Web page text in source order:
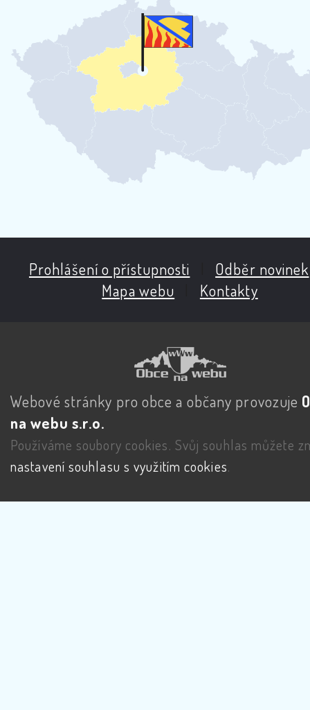
Prohlášení o přístupnosti Odběr novinek
Mapa webu
Kontakty
Webové stránky pro obce a občany provozuje
na webu s.r.o.
Používáme soubory cookies. Svůj souhlas můžete
nastavení souhlasu s využitím cookies.